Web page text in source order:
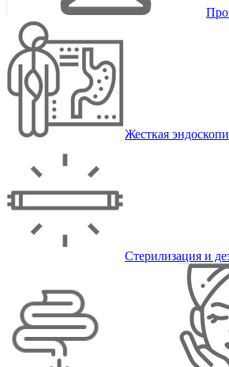
Жесткая
Стерилизация и